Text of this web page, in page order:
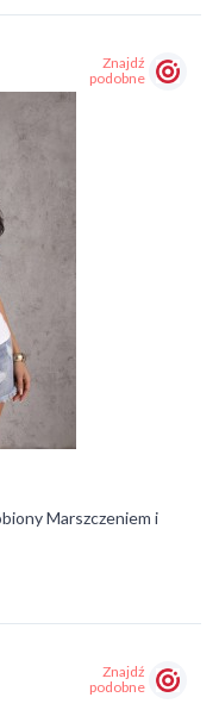
Znajdź
podobne
Marszczeniem i
Znajdź
podobne